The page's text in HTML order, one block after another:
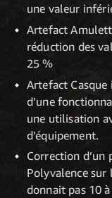
une valeur
Artefact
réduction des
25 %
Artefact
d’une
une utilisation
d'équipement.
Correction d’un
Polyvalence sur
donnait pas 10